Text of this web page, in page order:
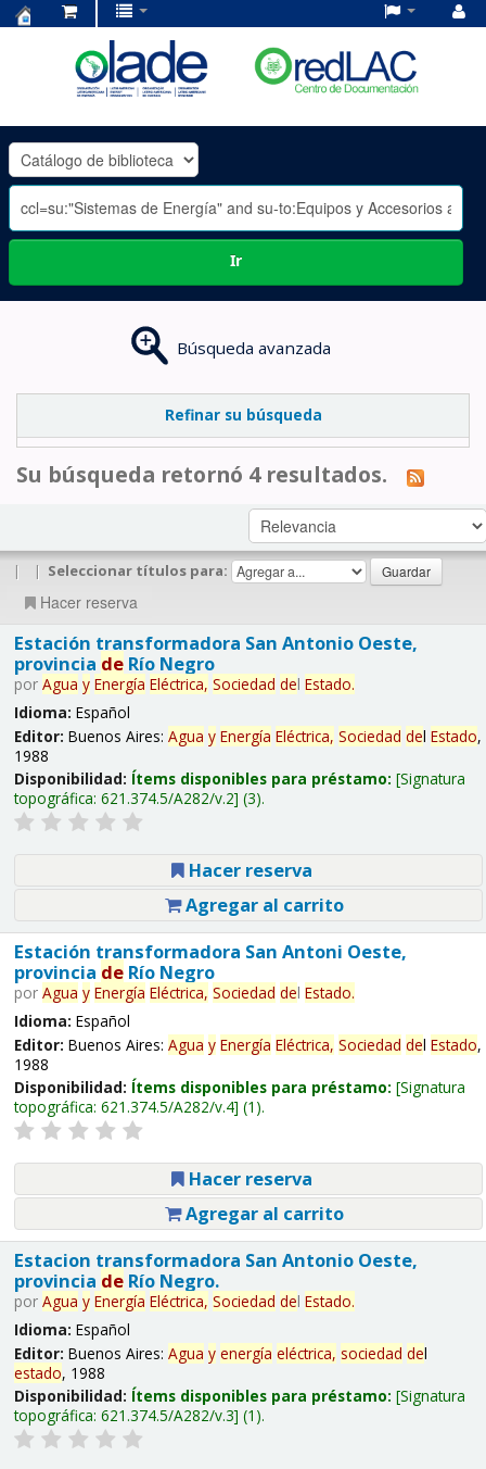
OLADE
-
Ir
Búsqueda avanzada
Refinar su búsqueda
Su búsqueda retornó 4 resultados.
| | Seleccionar títulos para:
Hacer reserva
Estación transformadora San Antonio Oeste,
provincia deRío Negro
por Agua y Energía Eléctrica, Sociedad del Estado.
Idioma: Español
Editor: Buenos Aires: Agua y Energía Eléctrica, Sociedad del Estado,
1988
Disponibilidad: Ítems disponibles para préstamo: Signatura
topográfica: 621.374.5/A282/v.2 (3).
Hacer reserva
Agregar al carrito
Estación transformadora San Antoni Oeste,
provincia deRío Negro
por Agua y Energía Eléctrica, Sociedad del Estado.
Idioma: Español
Editor: Buenos Aires: Agua y Energía Eléctrica, Sociedad del Estado,
1988
Disponibilidad: Ítems disponibles para préstamo: Signatura
topográfica: 621.374.5/A282/v.4 (1).
Hacer reserva
Agregar al carrito
Estacion transformadora San Antonio Oeste,
provincia deRío Negro.
por Agua y Energía Eléctrica, Sociedad del Estado.
Idioma: Español
Editor: Buenos Aires: Agua y energía eléctrica, sociedad del
estado, 1988
Disponibilidad: Ítems disponibles para préstamo: Signatura
topográfica: 621.374.5/A282/v.3 (1).